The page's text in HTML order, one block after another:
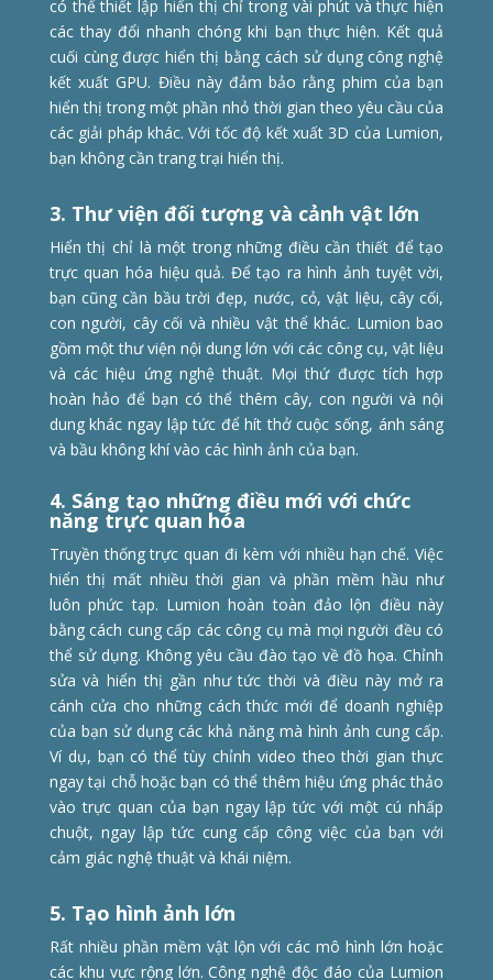
có thể thiết lập hiển thị chỉ trong vài phút và thực hiện
các thay đổi nhanh chóng khi bạn thực hiện. Kết quả
cuối cùng được hiển thị bằng cách sử dụng công nghệ
kết xuất GPU. Điều này đảm bảo rằng phim của bạn
hiển thị trong một phần nhỏ thời gian theo yêu cầu của
các giải pháp khác. Với tốc độ kết xuất 3D của Lumion,
bạn không cần trang trại hiển thị.
3. Thư viện đối tượng và cảnh vật lớn
Hiển thị chỉ là một trong những điều cần thiết để tạo
trực quan hóa hiệu quả. Để tạo ra hình ảnh tuyệt vời,
bạn cũng cần bầu trời đẹp, nước, cỏ, vật liệu, cây cối,
con người, cây cối và nhiều vật thể khác. Lumion bao
gồm một thư viện nội dung lớn với các công cụ, vật liệu
và các hiệu ứng nghệ thuật. Mọi thứ được tích hợp
hoàn hảo để bạn có thể thêm cây, con người và nội
dung khác ngay lập tức để hít thở cuộc sống, ánh sáng
và bầu không khí vào các hình ảnh của bạn.
4. Sáng tạo những điều mới với chức
năng trực quan hóa
Truyền thống trực quan đi kèm với nhiều hạn chế. Việc
hiển thị mất nhiều thời gian và phần mềm hầu như
luôn phức tạp. Lumion hoàn toàn đảo lộn điều này
bằng cách cung cấp các công cụ mà mọi người đều có
thể sử dụng. Không yêu cầu đào tạo về đồ họa. Chỉnh
sửa và hiển thị gần như tức thời và điều này mở ra
cánh cửa cho những cách thức mới để doanh nghiệp
của bạn sử dụng các khả năng mà hình ảnh cung cấp.
Ví dụ, bạn có thể tùy chỉnh video theo thời gian thực
ngay tại chỗ hoặc bạn có thể thêm hiệu ứng phác thảo
vào trực quan của bạn ngay lập tức với một cú nhấp
chuột, ngay lập tức cung cấp công việc của bạn với
cảm giác nghệ thuật và khái niệm.
5. Tạo hình ảnh lớn
Rất nhiều phần mềm vật lộn với các mô hình lớn hoặc
các khu vực rộng lớn. Công nghệ độc đáo của Lumion